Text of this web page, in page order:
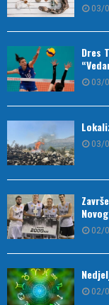
03/
Dres
03/
03/
02/
02/